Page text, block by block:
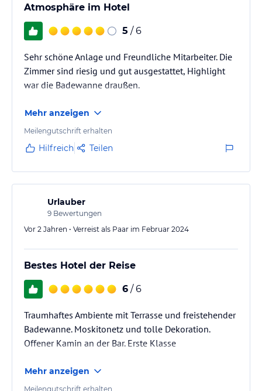
Atmosphäre im Hotel
5 / 6
Sehr schöne Anlage und Freundliche Mitarbeiter. Die
Zimmer sind riesig und gut ausgestattet, Highlight
war die Badewanne draußen.
Mehr anzeigen
Meilengutschrift erhalten
Hilfreich Teilen
Urlauber
9 Bewertungen
Vor 2 Jahren • Verreist als Paar im Februar 2024
Bestes Hotel der Reise
6 / 6
Traumhaftes Ambiente mit Terrasse und freistehender
Badewanne. Moskitonetz und tolle Dekoration.
Offener Kamin an der Bar. Erste Klasse
Mehr anzeigen
Meilengutschrift erhalten